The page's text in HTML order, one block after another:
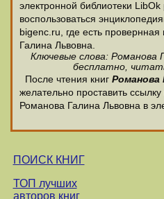
электронной библиотеки
воспользоваться
bigenc.ru, где есть
Галина Львовна.
Ключевые слова: Романова
бесплатно,
После чтения книг Романова
желательно проставить
Романова Галина Львовна в
ПОИСК КНИГ
ТОП лучших
авторов книг